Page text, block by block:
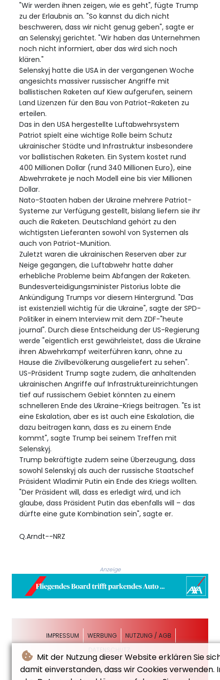
Mit der Nutzung dieser Website erklären Sie
damit einverstanden, dass wir Cookies verwenden.
"Wir werden ihnen zeigen, wie es geht", fügte Trump
zu der Erlaubnis an. "So kannst du dich nicht
beschweren, dass wir nicht genug geben", sagte er
an Selenskyj gerichtet. "Wir haben das Unternehmen
noch nicht informiert, aber das wird sich noch
klären."
Selenskyj hatte die USA in der vergangenen Woche
angesichts massiver russischer Angriffe mit
ballistischen Raketen auf Kiew aufgerufen, seinem
Land Lizenzen für den Bau von Patriot-Raketen zu
erteilen.
Das in den USA hergestellte Luftabwehrsystem
Patriot spielt eine wichtige Rolle beim Schutz
ukrainischer Städte und Infrastruktur insbesondere
vor ballistischen Raketen. Ein System kostet rund
400 Millionen Dollar (rund 340 Millionen Euro), eine
Abwehrrakete je nach Modell eine bis vier Millionen
Dollar.
Nato-Staaten haben der Ukraine mehrere Patriot-
Systeme zur Verfügung gestellt, bislang liefern sie ihr
auch die Raketen. Deutschland gehört zu den
wichtigsten Lieferanten sowohl von Systemen als
auch von Patriot-Munition.
Zuletzt waren die ukrainischen Reserven aber zur
Neige gegangen, die Luftabwehr hatte daher
erhebliche Probleme beim Abfangen der Raketen.
Bundesverteidigungsminister Pistorius lobte die
Ankündigung Trumps vor diesem Hintergrund. "Das
ist existenziell wichtig für die Ukraine", sagte der SPD-
Politiker in einem Interview mit dem ZDF-"heute
journal". Durch diese Entscheidung der US-Regierung
werde "eigentlich erst gewährleistet, dass die Ukraine
ihren Abwehrkampf weiterführen kann, ohne zu
Hause die Zivilbevölkerung ausgeliefert zu sehen".
US-Präsident Trump sagte zudem, die anhaltenden
ukrainischen Angriffe auf Infrastruktureinrichtungen
tief auf russischem Gebiet könnten zu einem
schnelleren Ende des Ukraine-Kriegs beitragen. "Es ist
eine Eskalation, aber es ist auch eine Eskalation, die
dazu beitragen kann, dass es zu einem Ende
kommt", sagte Trump bei seinem Treffen mit
Selenskyj.
Trump bekräftigte zudem seine Überzeugung, dass
sowohl Selenskyj als auch der russische Staatschef
Präsident Wladimir Putin ein Ende des Kriegs wollten.
"Der Präsident will, dass es erledigt wird, und ich
glaube, dass Präsident Putin das ebenfalls will – das
dürfte eine gute Kombination sein", sagte er.
Q.Arndt--NRZ
Anzeige
IMPRESSUM WERBUNG
NUTZUNG / AGB